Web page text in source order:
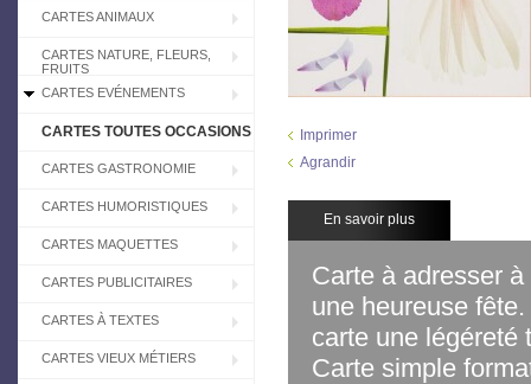
CARTES ANIMAUX
CARTES NATURE, FLEURS,
FRUITS
CARTES EVÉNEMENTS
CARTES TOUTES OCCASIONS
CARTES GASTRONOMIE
CARTES HUMORISTIQUES
CARTES MAQUETTES
CARTES PUBLICITAIRES
CARTES À TEXTES
CARTES VIEUX MÉTIERS
Imprimer
Agrandir
En savoir plus
Carte à adresser
une heureuse
carte une légéreté
Carte simple